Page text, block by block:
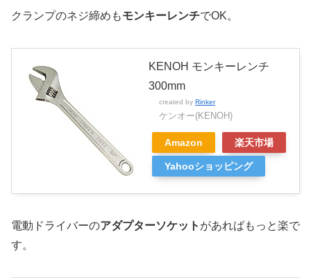
クランプのネジ締めもモンキーレンチでOK。
KENOH モンキーレンチ
300mm
created by Rinker
ケンオー(KENOH)
Amazon 楽天市場
Yahooショッピング
電動ドライバーのアダプターソケット があればもっと楽で
す。